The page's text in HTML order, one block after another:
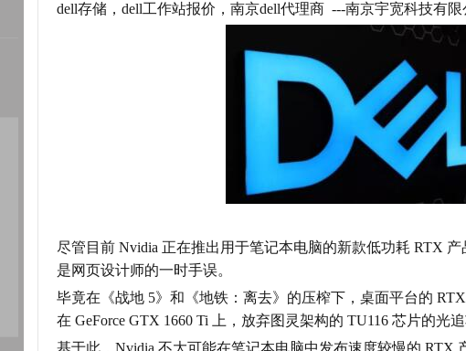
dell存储，dell工作站报价，南京dell代理商 ---南京宇宽科技有
尽管目前 Nvidia 正在推出用于笔记本电脑的新款低功耗 RTX
是网页设计师的一时手误。
毕竟在《战地 5》和《地铁：离去》的压榨下，桌面平台的
在 GeForce GTX 1660 Ti 上，放弃图灵架构的 TU116 芯片的光
基于此，Nvidia 不大可能在笔记本电脑中发布速度较慢的 RTX